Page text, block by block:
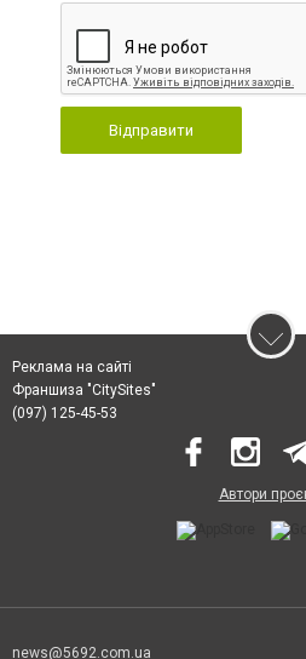
Відправити
Реклама на сайті
Франшиза "CitySites"
(097) 125-45-53
Автори
news@5692.com.ua